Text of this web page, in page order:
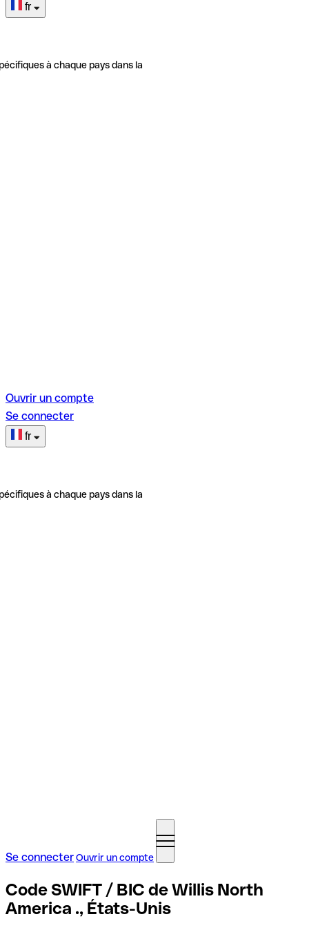
fr
à chaque pays dans la
Ouvrir un compte
Se connecter
fr
à chaque pays dans la
Se connecterOuvrir un compte
Code SWIFT / BIC de Willis North
America ., États-Unis